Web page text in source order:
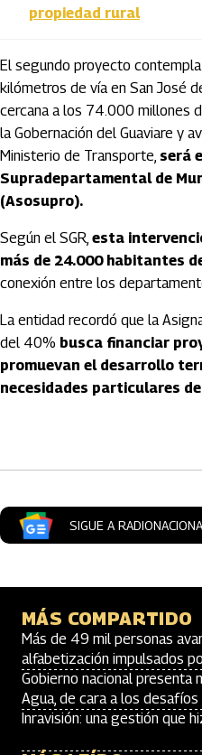
propiedad rural
El segundo proyecto
kilómetros de vía en San José
cercana a los 74.000 millones
la Gobernación del Guaviare y
Ministerio de Transporte, será
Supradepartamental de
(Asosupro).
Según el SGR, esta
más de 24.000 habitantes
conexión entre los
La entidad recordó que la
del 40% busca financiar
promuevan el desarrollo
necesidades particulares
SIGUE A
MÁS COMPARTIDO
Más de 49 mil personas
alfabetización impulsados
Gobierno nacional presenta
Agua, de cara a los
Inravisión: una gestión que